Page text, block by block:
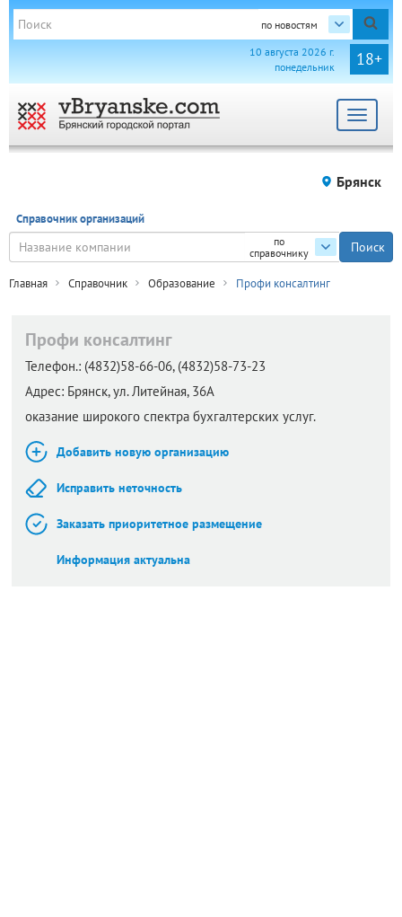
по новостям
18+
10 августа 2026 г.
понедельник
Toggle
Брянск
Справочник организаций
по
справочнику
Главная Справочник Образование Профи консалтинг
Профи консалтинг
Телефон.: (4832)58-66-06, (4832)58-73-23
Адрес: Брянск,ул. Литейная, 36А
оказание широкого спектра бухгалтерских услуг.
Добавить новую организацию
Исправить неточность
Заказать приоритетное размещение
Информация актуальна